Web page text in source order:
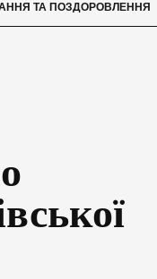
ТА ПОЗДОРОВЛЕННЯ